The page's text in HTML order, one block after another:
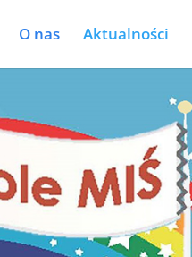
O nas Aktualności